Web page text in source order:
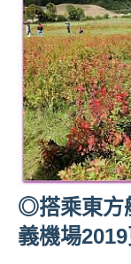
FANG
團、
主
題
旅
遊、
達
人
帶
路、
旅
遊
節
◎搭乘東方
義機場